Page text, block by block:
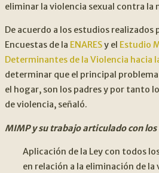
eliminar la violencia sexual contra la
De acuerdo a los estudios realizados
Encuestas de la ENARESy el Estudio
Determinantes de la Violencia hacia
determinar que el principal
el hogar, son los padres y por tanto
de violencia, señaló.
MIMP y su trabajo articulado con los
Aplicación de la Ley con todos
en relación a la eliminación de